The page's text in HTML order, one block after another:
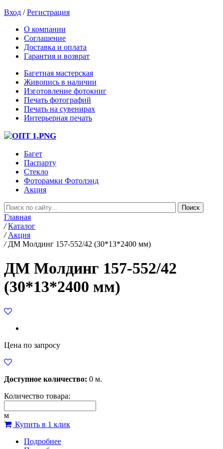
Вход /Регистрация
О компании
Соглашение
Доставка и оплата
Гарантия и возврат
Багетная мастерская
Живопись в наличии
Изготовление фотокниг
Печать фотографий
Печать на сувенирах
Интерьерная печать
Багет
Паспарту
Стекло
Фоторамки Фотолэнд
Акция
Главная
/ Каталог
/ Акция
/ ДМ Молдинг 157-552/42 (30*13*2400 мм)
ДМ Молдинг 157-552/42
(30*13*2400 мм)
Цена по запросу
Доступное количество: 0 м.
Количество товара:
м
Купить в 1 клик
Подробнее